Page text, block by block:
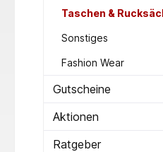
Taschen &
Sonstiges
Fashion Wear
Gutscheine
Aktionen
Ratgeber